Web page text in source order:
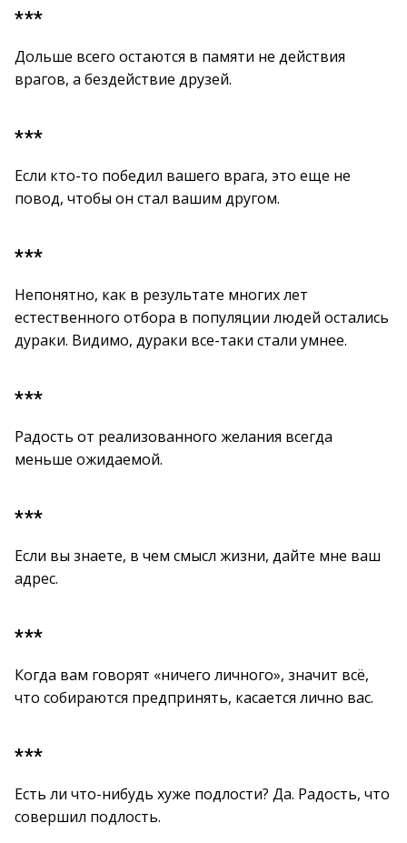
***
Дольше всего остаются в памяти не действия
врагов, а бездействие друзей.
***
Если кто-то победил вашего врага, это еще не
повод, чтобы он стал вашим другом.
***
Непонятно, как в результате многих лет
естественного отбора в популяции людей остались
дураки. Видимо, дураки все-таки стали умнее.
***
Радость от реализованного желания всегда
меньше ожидаемой.
***
Если вы знаете, в чем смысл жизни, дайте мне ваш
адрес.
***
Когда вам говорят «ничего личного», значит всё,
что собираются предпринять, касается лично вас.
***
Есть ли что-нибудь хуже подлости? Да. Радость, что
совершил подлость.